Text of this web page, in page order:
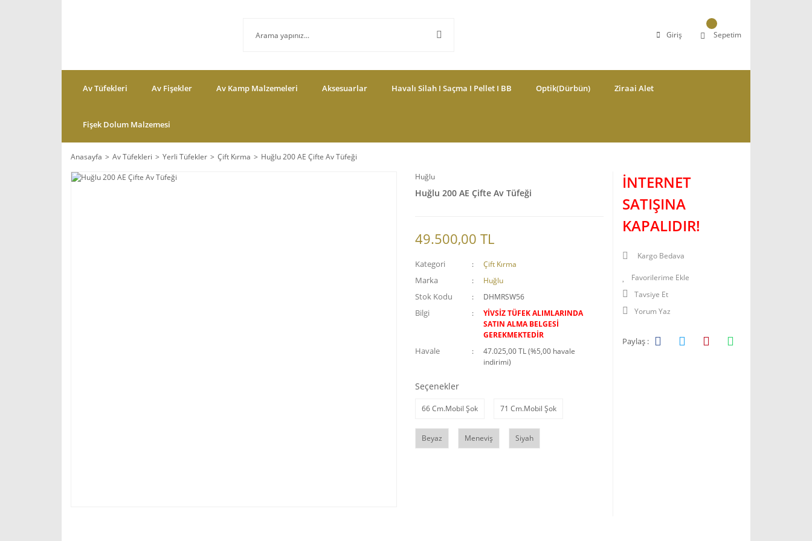
Giriş Sepetim
Av Tüfekleri Av Fişekler Av Kamp Malzemeleri Aksesuarlar Havalı Silah I Saçma I Pellet I BB Optik(Dürbün) Ziraai Alet
Fişek Dolum Malzemesi
Anasayfa Av Tüfekleri Yerli Tüfekler Çift Kırma
Huğlu 200 AE Çifte Av Tüfeği
Huğlu
Huğlu 200 AE Çifte Av Tüfeği
49.500,00 TL
Kategori Çift Kırma
Marka Huğlu
Stok Kodu DHMRSW56
Bilgi
YİVSİZ TÜFEK ALIMLARINDA
SATIN ALMA BELGESİ
GEREKMEKTEDİR
Havale
47.025,00 TL (%5,00 havale
indirimi)
Seçenekler
66 Cm.Mobil Şok 71 Cm.Mobil Şok
Beyaz Meneviş Siyah
İNTERNET
SATIŞINA
KAPALIDIR!
Kargo Bedava
Tavsiye Et
Yorum Yaz
Paylaş :